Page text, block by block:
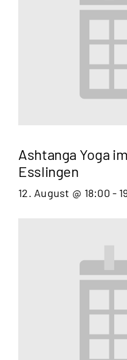
Ashtanga Yoga
Esslingen
12. August @ 18:00 -